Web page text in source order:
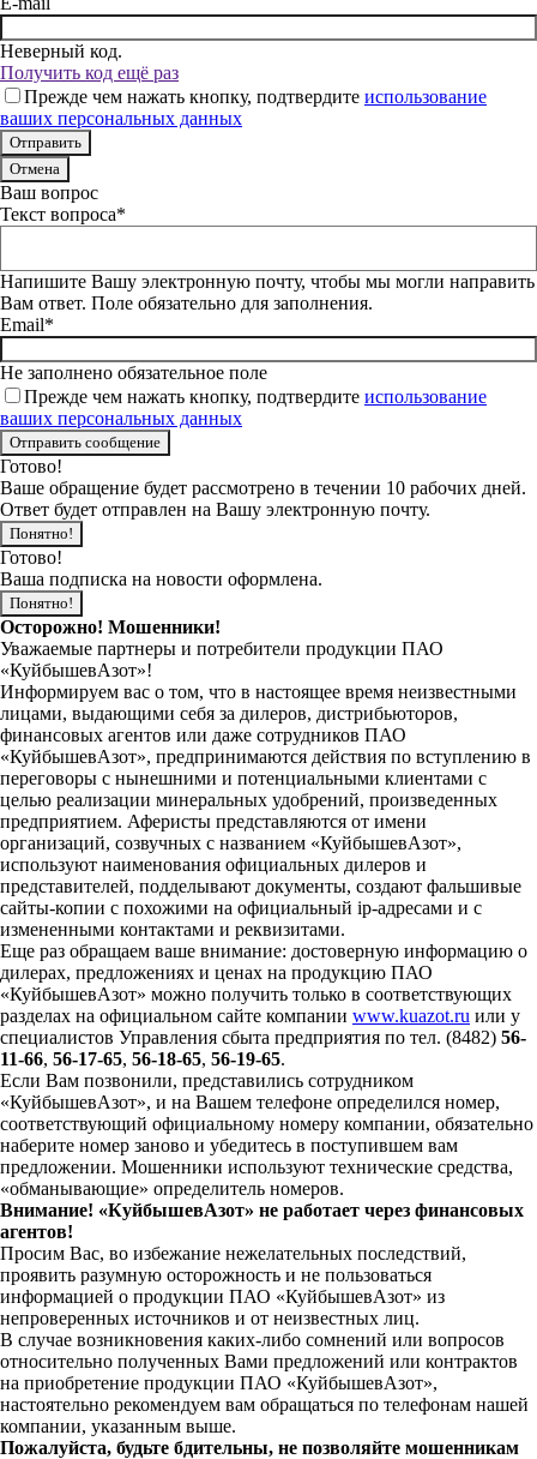
Неверный код.
Получить код ещё раз
Прежде чем нажать кнопку, подтвердите использование
ваших персональных данных
Отмена
Ваш вопрос
Текст вопроса*
Напишите Вашу электронную почту, чтобы мы могли направить
Вам ответ. Поле обязательно для заполнения.
Email*
Не заполнено обязательное поле
Прежде чем нажать кнопку, подтвердите использование
ваших персональных данных
Готово!
Ваше обращение будет рассмотрено в течении 10 рабочих дней.
Ответ будет отправлен на Вашу электронную почту.
Понятно!
Готово!
Ваша подписка на новости оформлена.
Понятно!
Осторожно! Мошенники!
Уважаемые партнеры и потребители продукции ПАО
«КуйбышевАзот»!
Информируем вас о том, что в настоящее время неизвестными
лицами, выдающими себя за дилеров, дистрибьюторов,
финансовых агентов или даже сотрудников ПАО
«КуйбышевАзот», предпринимаются действия по вступлению в
переговоры с нынешними и потенциальными клиентами с
целью реализации минеральных удобрений, произведенных
предприятием. Аферисты представляются от имени
организаций, созвучных с названием «КуйбышевАзот»,
используют наименования официальных дилеров и
представителей, подделывают документы, создают фальшивые
сайты-копии с похожими на официальный ip-адресами и с
измененными контактами и реквизитами.
Еще раз обращаем ваше внимание: достоверную информацию о
дилерах, предложениях и ценах на продукцию ПАО
«КуйбышевАзот» можно получить только в соответствующих
разделах на официальном сайте компании www.kuazot.ru или у
специалистов Управления сбыта предприятия по тел. (8482) 56-
11-66, 56-17-65, 56-18-65, 56-19-65.
Если Вам позвонили, представились сотрудником
«КуйбышевАзот», и на Вашем телефоне определился номер,
соответствующий официальному номеру компании, обязательно
наберите номер заново и убедитесь в поступившем вам
предложении. Мошенники используют технические средства,
«обманывающие» определитель номеров.
Внимание! «КуйбышевАзот» не работает через финансовых
агентов!
Просим Вас, во избежание нежелательных последствий,
проявить разумную осторожность и не пользоваться
информацией о продукции ПАО «КуйбышевАзот» из
непроверенных источников и от неизвестных лиц.
В случае возникновения каких-либо сомнений или вопросов
относительно полученных Вами предложений или контрактов
на приобретение продукции ПАО «КуйбышевАзот»,
настоятельно рекомендуем вам обращаться по телефонам нашей
компании, указанным выше.
Пожалуйста, будьте бдительны, не позволяйте мошенникам